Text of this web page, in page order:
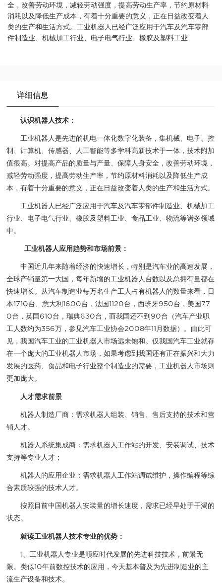
全，改善劳动环境，减轻劳动强度，提高劳动生产率，节约原材料
消耗以及降低生产成本，有着十分重要的意义，正在日益改变着人
类的生产和生活方式。工业机器人已经广泛应用于汽车及汽车零部
件制造业、机械加工行业、电子电气行业、橡胶及塑料工业
详细信息
认识机器人技术：
工业机器人是先进的机电一体化数字化装备，集机械、电子、控
制、计算机、传感器、人工智能等多学科高新技术于一体，技术附加
值很高。对提高产品的质量与产量、保障人身安全，改善劳动环境，
减轻劳动强度，提高劳动生产率，节约原材料消耗以及降低生产成
本，有着十分重要的意义，正在日益改变着人类的生产和生活方式。
工业机器人已经广泛应用于汽车及汽车零部件制造业、机械加工
行业、电子电气行业、橡胶及塑料工业、食品工业、物流等诸多领域
中。
工业机器人应用趋势和市场前景：
中国近几年来随着经济的快速增长，特别是汽车业的高速发展，
全球产销量第一大国，每年新增的工业机器人台数以及总拥有量都在
快速增长。从汽车制造业每万名生产工人占有机器人的数量来看，日
本1710台、意大利1600台，法国1120台，西班牙950台，美国77
0台，英国610台，瑞典630台，而我国还不到90台（汽车产业职
工人数约为356万，参见汽车工业协会2008年11月数据）。由此可
见，我国汽车工业的工业机器人市场远未饱和。仅我国汽车工业就存
在一个庞大的工业机器人市场，如果考虑到我国还有正在振兴和大力
发展的医药、食品和电子行业整个制造业的需要，工业机器人市场则
更加庞大。
人才需求前景
机器人制造厂商：需求机器人组装、销售、售后支持的技术和营
销人才。
机器人系统集成商：需求机器人工作站的开发、安装调试、技术
支持等专业人才；
机器人的应用企业：需求机器人工作站调试维护，操作编程等综
合素质较强的技术人才。
按照目前中国机器人安装量的增长速度，需求已经早处于干渴的
状态。
就读工业机器人技术专业的优势：
1、工业机器人专业是顺应时代发展的先进科技技术，前景无
限。类似10年前数控技术的应用，今天基本普及为先进制造业的主
流生产设备和技术。